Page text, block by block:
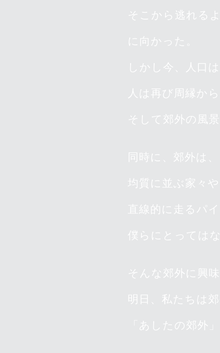
そこから逃れる
に向かった。
しかし今、人口
人は再び周縁か
そして郊外の風
同時に、郊外は
均質に並ぶ家々
直線的に走るパ
僕らにとっては
そんな郊外に興
明日、私たちは
「あしたの郊外